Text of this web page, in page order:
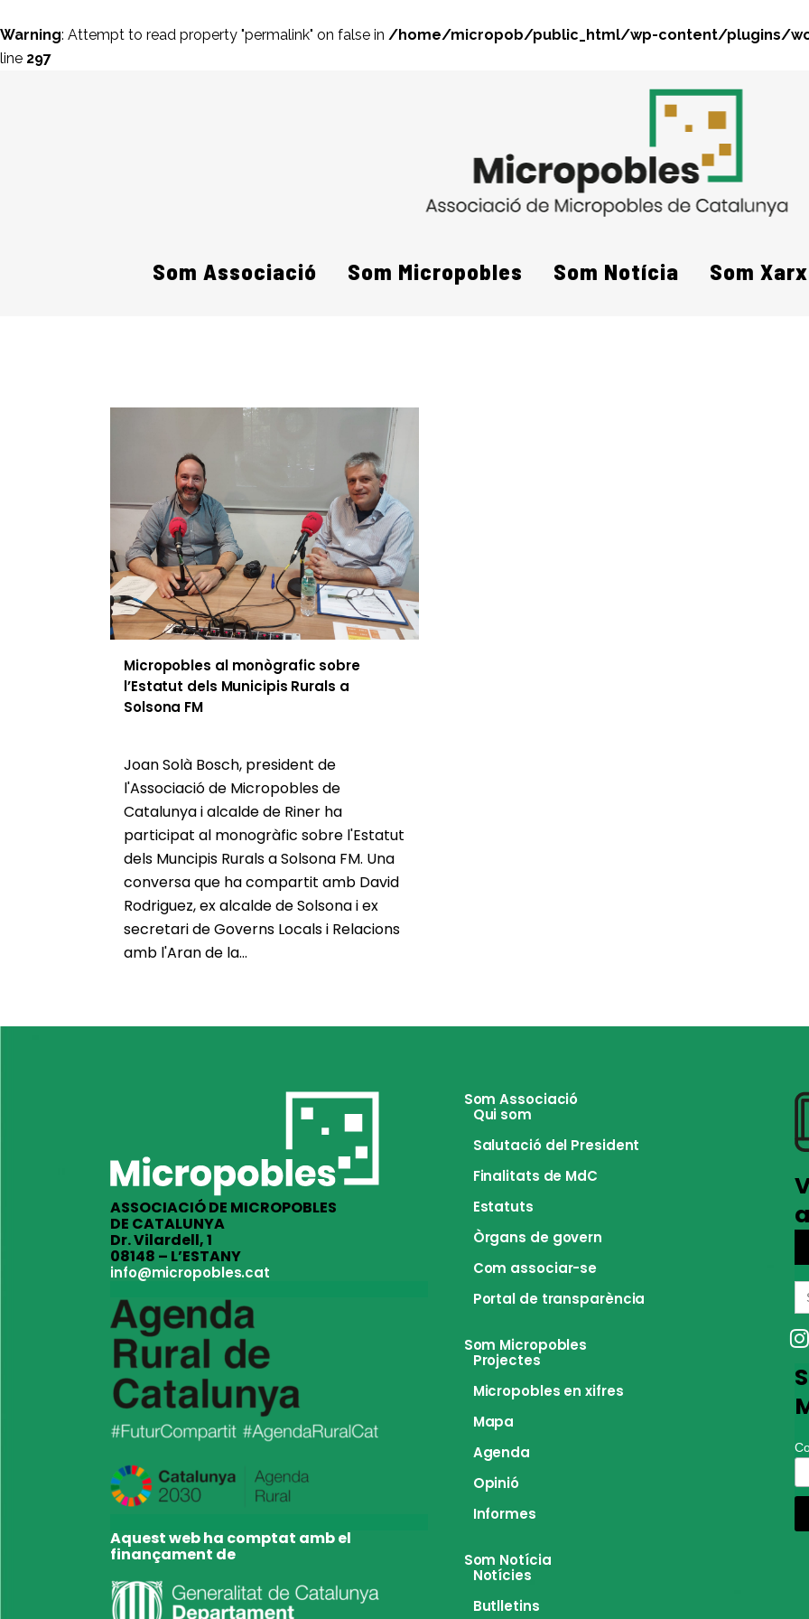
Warning: Attempt to read property "permalink" on false in /home/micropob/public_html/wp-content/plugins/
line 297
Som Associació Som Micropobles Som Notícia Som
Micropobles al monògrafic sobre
l’Estatut dels Municipis Rurals a
Solsona FM
Joan Solà Bosch, president de
l'Associació de Micropobles de
Catalunya i alcalde de Riner ha
participat al monogràfic sobre l'Estatut
dels Muncipis Rurals a Solsona FM. Una
conversa que ha compartit amb David
Rodriguez, ex alcalde de Solsona i ex
secretari de Governs Locals i Relacions
amb l'Aran de la...
ASSOCIACIÓ DE MICROPOBLES
DE CATALUNYA
Dr. Vilardell, 1
08148 – L’ESTANY
info@micropobles.cat
Aquest web ha comptat amb el
finançament de
Som Associació
Qui som
Salutació del President
Finalitats de MdC
Estatuts
Òrgans de govern
Com associar-se
Portal de transparència
Som Micropobles
Projectes
Micropobles en xifres
Mapa
Agenda
Opinió
Informes
Som Notícia
Notícies
Butlletins